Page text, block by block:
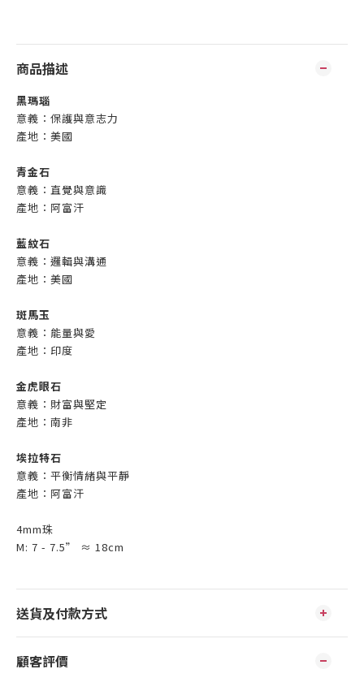
商品描述
黑瑪瑙
意義：保護與意志力
產地：美國
青金石
意義： 直覺與意識
產地：阿富汗
藍紋石
意義： 邏輯與溝通
產地：美國
斑馬玉
意義：能量與愛
產地：印度
金虎眼石
意義：財富與堅定
產地：南非
埃拉特石
意義：平衡情緒與平靜
產地：阿富汗
4mm珠
M: 7 - 7.5” ≈ 18cm
送貨及付款方式
顧客評價